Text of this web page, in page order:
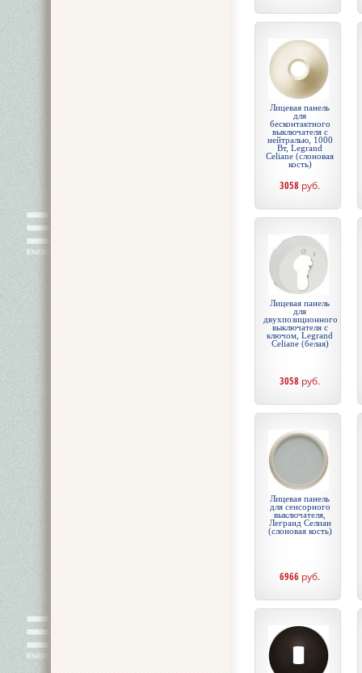
Лицевая панель
для
бесконтактного
выключателя с
нейтралью, 1000
Вт, Legrand
Celiane (слоновая
кость)
3058 руб.
Лицевая панель
для
двухпозиционного
выключателя с
ключом, Legrand
Celiane (белая)
3058 руб.
Лицевая панель
для сенсорного
выключателя,
Легранд Селиан
(слоновая кость)
6966 руб.